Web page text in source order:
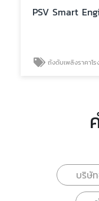
PSV Smart
ถังดับเพลิงราคาโร
บริษั